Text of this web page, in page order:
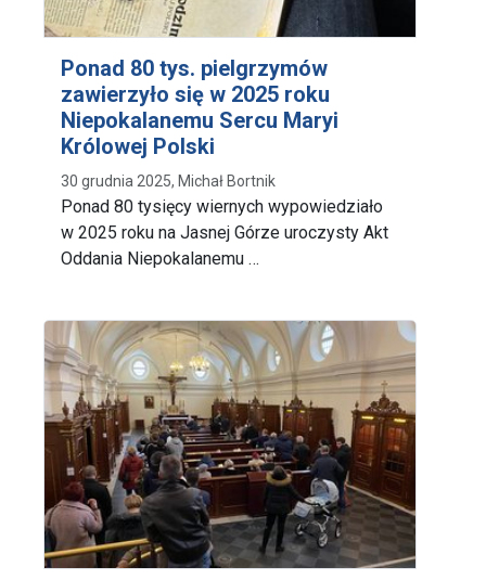
Ponad 80 tys. pielgrzymów
zawierzyło się w 2025 roku
Niepokalanemu Sercu Maryi
Królowej Polski
30 grudnia 2025, Michał Bortnik
Ponad 80 tysięcy wiernych wypowiedziało
w 2025 roku na Jasnej Górze uroczysty Akt
Oddania Niepokalanemu …